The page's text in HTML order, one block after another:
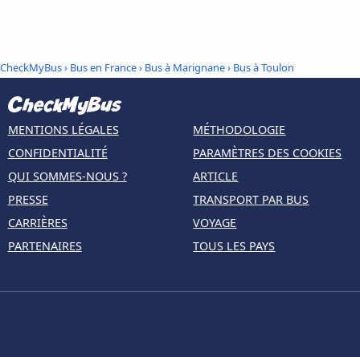
CheckMyBus› Bus en France› Bus à Marignane› Bus à Toulon
MENTIONS LÉGALES
CONFIDENTIALITÉ
QUI SOMMES-NOUS ?
PRESSE
CARRIÈRES
PARTENAIRES
MÉTHODOLOGIE
PARAMÈTRES DES COOKIES
ARTICLE
TRANSPORT PAR BUS
VOYAGE
TOUS LES PAYS